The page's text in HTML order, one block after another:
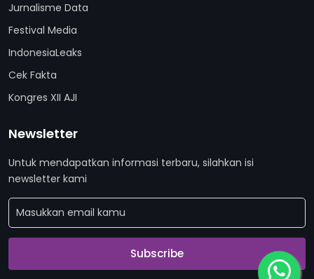
Jurnalisme Data
Festival Media
IndonesiaLeaks
Cek Fakta
Kongres XII AJI
Newsletter
Untuk mendapatkan informasi terbaru, silahkan isi
newsletter kami
Subscribe